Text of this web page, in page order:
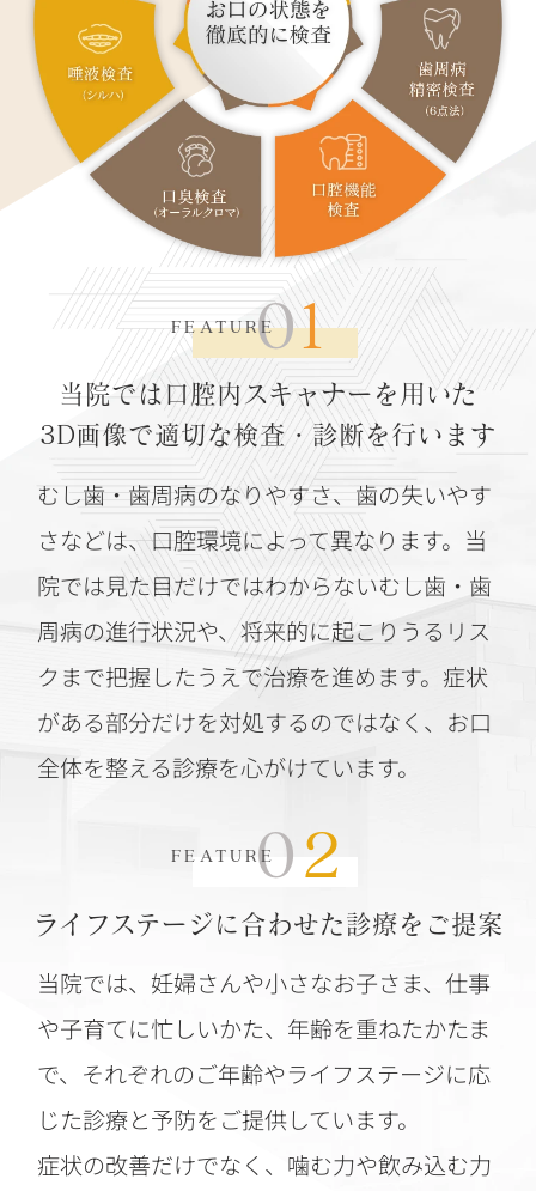
FEATURE 01
当院では口腔内スキャナーを用いた
3D画像で適切な検査・診断を行います
むし歯・歯周病のなりやすさ、歯の失いやす
さなどは、口腔環境によって異なります。当
院では見た目だけではわからないむし歯・歯
周病の進行状況や、将来的に起こりうるリス
クまで把握したうえで治療を進めます。症状
がある部分だけを対処するのではなく、お口
全体を整える診療を心がけています。
FEATURE 02
ライフステージに合わせた診療をご提案
当院では、妊婦さんや小さなお子さま、仕事
や子育てに忙しいかた、年齢を重ねたかたま
で、 それぞれのご年齢やライフステージに応
じた診療と予防をご提供しています。
症状の改善だけでなく、噛む力や飲み込む力